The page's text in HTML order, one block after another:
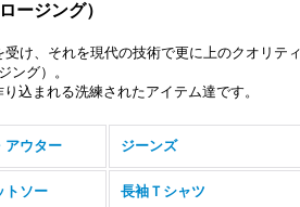
ージング）
け、それを現代の技術で更に上のクオリ
ング）。
込まれる洗練されたアイテム達です。
アウター ジーンズ
トソー 長袖Ｔシャツ